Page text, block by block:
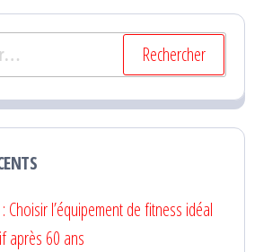
Choisir l’équipement de fitness idéal
après 60 ans